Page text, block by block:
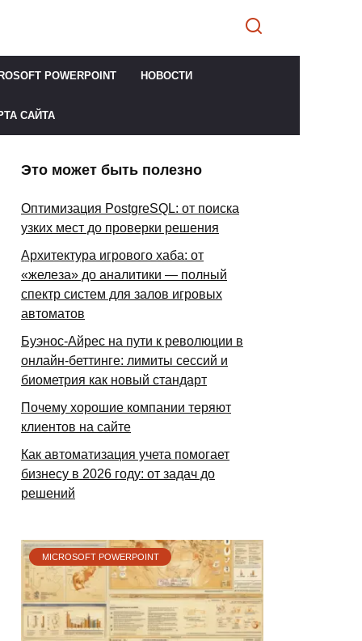
POWERPOINT НОВОСТИ
САЙТА
Это может быть полезно
Оптимизация PostgreSQL: от поиска
узких мест до проверки решения
Архитектура игрового хаба: от
«железа» до аналитики — полный
спектр систем для залов игровых
автоматов
Буэнос-Айрес на пути к революции в
онлайн-беттинге: лимиты сессий и
биометрия как новый стандарт
Почему хорошие компании теряют
клиентов на сайте
Как автоматизация учета помогает
бизнесу в 2026 году: от задач до
решений
MICROSOFT POWERPOINT